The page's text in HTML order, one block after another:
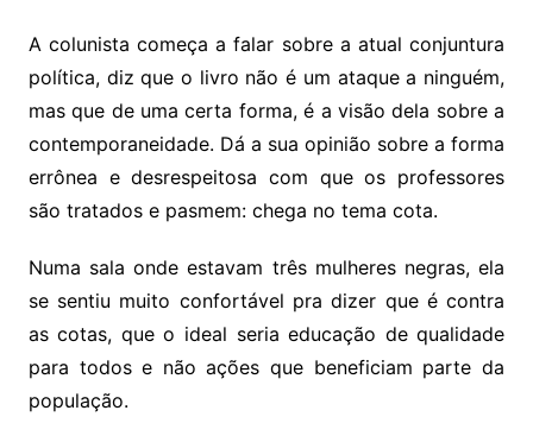
A colunista começa a falar sobre a atual conjuntura
política, diz que o livro não é um ataque a ninguém,
mas que de uma certa forma, é a visão dela sobre a
contemporaneidade. Dá a sua opinião sobre a forma
errônea e desrespeitosa com que os professores
são tratados e pasmem: chega no tema cota.
Numa sala onde estavam três mulheres negras, ela
se sentiu muito confortável pra dizer que é contra
as cotas, que o ideal seria educação de qualidade
para todos e não ações que beneficiam parte da
população.